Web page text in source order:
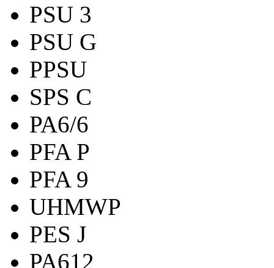
PSU 3
PSU G
PPSU
SPS C
PA6/6
PFA P
PFA 9
UHMWP
PES J
PA612